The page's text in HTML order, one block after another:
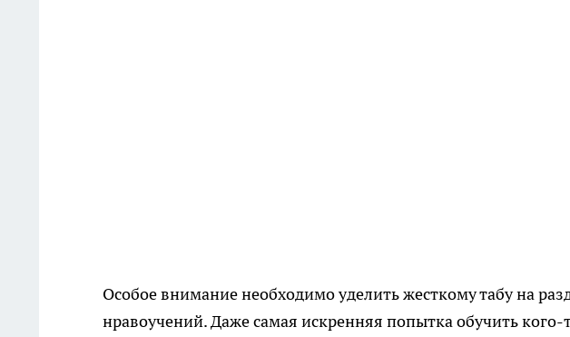
Особое внимание необходимо уделить жесткому табу на
нравоучений. Даже самая искренняя попытка обучить